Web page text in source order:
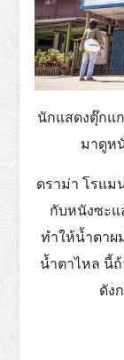
นักแสดงตุ๊กแ
มาดูห
ดราม่า โรแม
กับหนังซะแ
ทำให้น้ำตาผ
น้ำตาไหล นี้
ดัง